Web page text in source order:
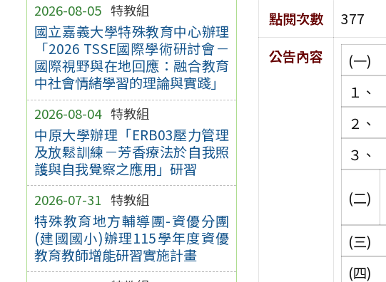
2026-08-05 特教組
國立嘉義大學特殊教育中心辦理
「2026 TSSE國際學術研討會－
國際視野與在地回應：融合教育
中社會情緒學習的理論與實踐」
2026-08-04 特教組
中原大學辦理「ERB03壓力管理
及放鬆訓練－芳香療法於自我照
護與自我覺察之應用」研習
2026-07-31 特教組
特殊教育地方輔導團-資優分團
(建國國小)辦理115學年度資優
教育教師增能研習實施計畫
點閱次數
377
公告內容
(一)
１、
２、
３、
(二)
(三)
(四)